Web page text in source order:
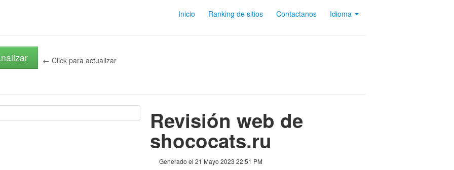
Inicio Ranking de sitios Contactanos Idioma
← Click para actualizar
Revisión web de
shococats.ru
Generado el 21 Mayo 2023 22:51 PM